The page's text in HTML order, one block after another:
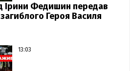
Ірини Федишин передав
Героя Василя
13:03